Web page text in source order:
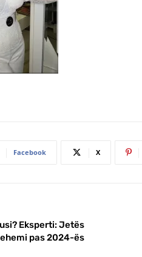
Facebook X
Eksperti: Jetës
pas 2024-ës